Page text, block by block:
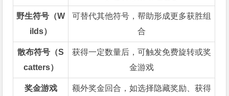
野生符号（W
ilds）
可替代其他符号，帮助形成更多获胜组
合
散布符号（S
catters）
获得一定数量后，可触发免费旋转或奖
金游戏
奖金游戏
额外奖金回合，如选择隐藏奖励、获得